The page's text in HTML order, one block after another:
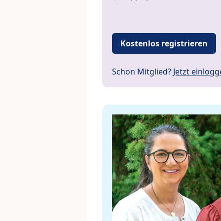
Kostenlos registrieren
Schon Mitglied? Jetzt